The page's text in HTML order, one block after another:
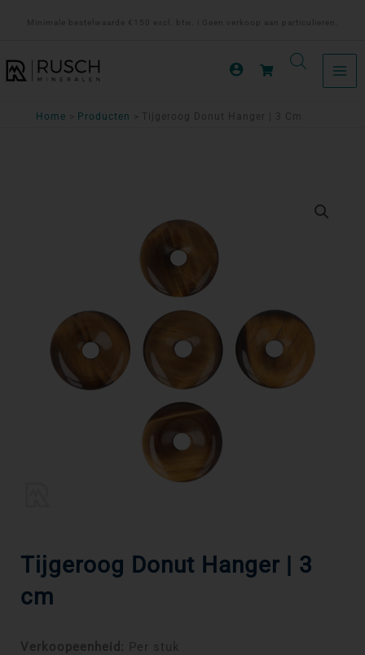
inhoud
Minimale bestelwaarde €150 excl. btw. | Geen verkoop aan particulieren.
Home Producten Tijgeroog Donut Hanger | 3 Cm
Tijgeroog Donut Hanger | 3
cm
Verkoopeenheid: Per stuk